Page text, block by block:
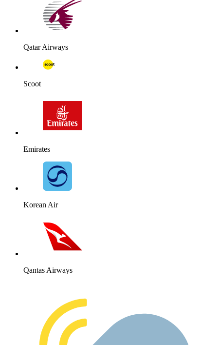
Qatar Airways
Scoot
Emirates
Korean Air
Qantas Airways